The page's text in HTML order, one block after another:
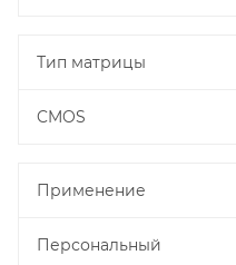
Тип матрицы
CMOS
Применение
Персональный